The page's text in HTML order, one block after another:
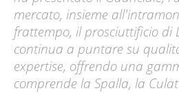
mercato, insieme
frattempo, il prosciuttificio di
continua a puntare su
expertise, offrendo una
comprende la Spalla, la